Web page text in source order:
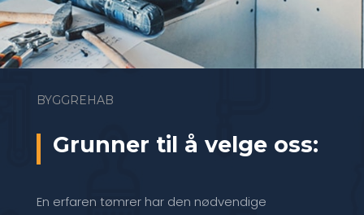
BYGGREHAB
Grunner til å velge oss:
En erfaren tømrer har den nødvendige